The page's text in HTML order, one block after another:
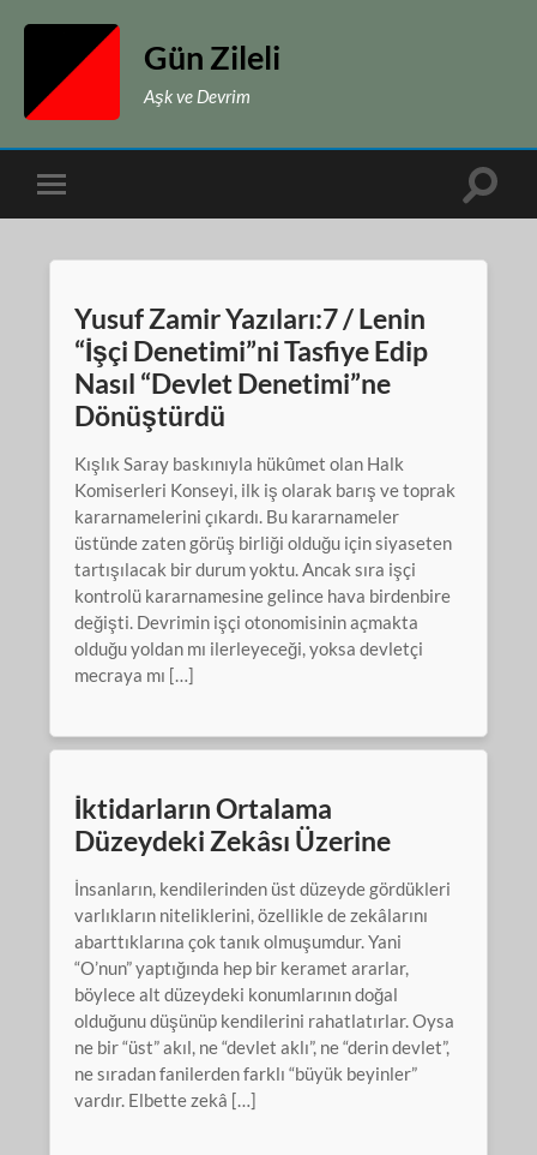
Gün Zileli
Aşk ve Devrim
Toggle
mobile
Toggle
Yusuf Zamir Yazıları:7 / Lenin
“İşçi Denetimi”ni Tasfiye Edip
Nasıl “Devlet Denetimi”ne
Dönüştürdü
Kışlık Saray baskınıyla hükûmet olan Halk
Komiserleri Konseyi, ilk iş olarak barış ve toprak
kararnamelerini çıkardı. Bu kararnameler
üstünde zaten görüş birliği olduğu için siyaseten
tartışılacak bir durum yoktu. Ancak sıra işçi
kontrolü kararnamesine gelince hava birdenbire
değişti. Devrimin işçi otonomisinin açmakta
olduğu yoldan mı ilerleyeceği, yoksa devletçi
mecraya mı […]
İktidarların Ortalama
Düzeydeki Zekâsı Üzerine
İnsanların, kendilerinden üst düzeyde gördükleri
varlıkların niteliklerini, özellikle de zekâlarını
abarttıklarına çok tanık olmuşumdur. Yani
“O’nun” yaptığında hep bir keramet ararlar,
böylece alt düzeydeki konumlarının doğal
olduğunu düşünüp kendilerini rahatlatırlar. Oysa
ne bir “üst” akıl, ne “devlet aklı”, ne “derin devlet”,
ne sıradan fanilerden farklı “büyük beyinler”
vardır. Elbette zekâ […]